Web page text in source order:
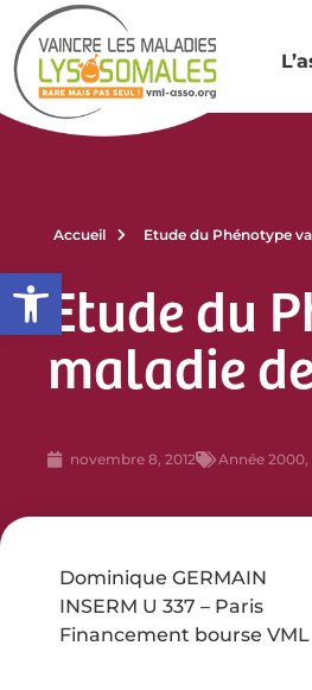
Ouvrir la barre d’outils
Accueil Etude du Phénotype
Etude du
maladie
novembre 8, 2012 Année 2000,
Dominique GERMAIN
INSERM U 337 – Paris
Financement bourse VML